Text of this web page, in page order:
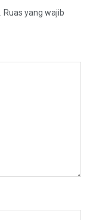
Ruas yang wajib